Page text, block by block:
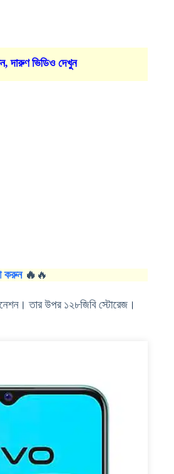
দারুণ ভিডিও দেখুন
করুন🔥 🔥
তার উপর ১২৮জিবি স্টোরেজ।